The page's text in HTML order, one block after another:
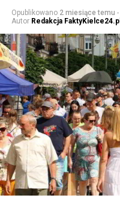
Opublikowano 2 miesiące temu -
Autor Redakcja FaktyKielce24.pl